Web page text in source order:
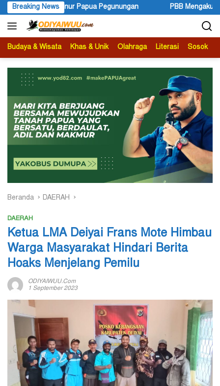
Langsung
ke
konten
Breaking NewsPBB Mengakui Kedaulatan Negara Maluku Selatan (2)
Budaya & Wisata Khas & Unik Olahraga Literasi Sosok
Beranda DAERAH
DAERAH
Ketua LMA Deiyai Frans Mote Himbau
Warga Masyarakat Hindari Berita
Hoaks Menjelang Pemilu
ODIYAIWUU.com
1 September 2023